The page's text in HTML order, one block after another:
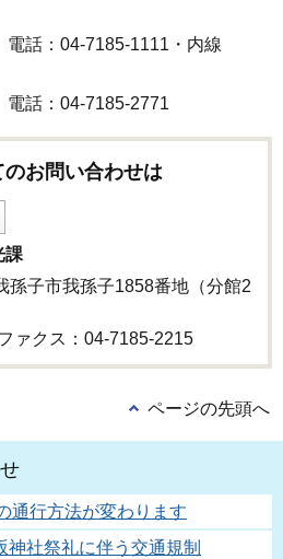
話：04-7185-1111・内線
話：04-7185-2771
お問い合わせは
課
子市我孫子1858番地（分館2
ァクス：04-7185-2215
ページの先頭へ
通行方法が変わります
神社祭礼に伴う交通規制